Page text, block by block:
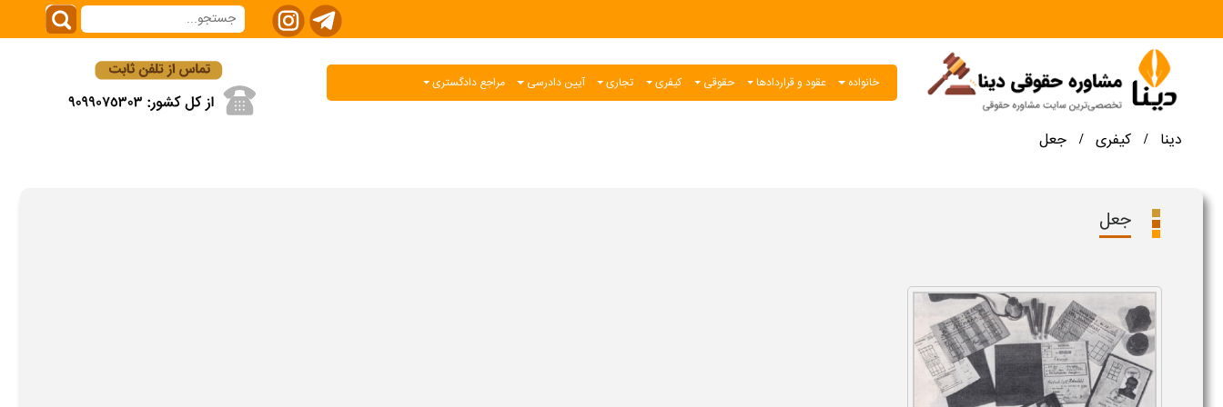
خانواده عقود و قراردادها حقوقی کیفری تجاری آیین دادرسی مراجع دادگستری
دینا / کیفری / جعل
جعل